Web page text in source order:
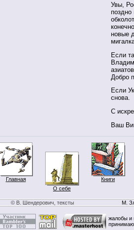
Увы,
новые
Если
Добро
Если
снова.
С
Ваш
Главная
О себе
Книги
© В. Шендерович, тексты М.
жалобы и